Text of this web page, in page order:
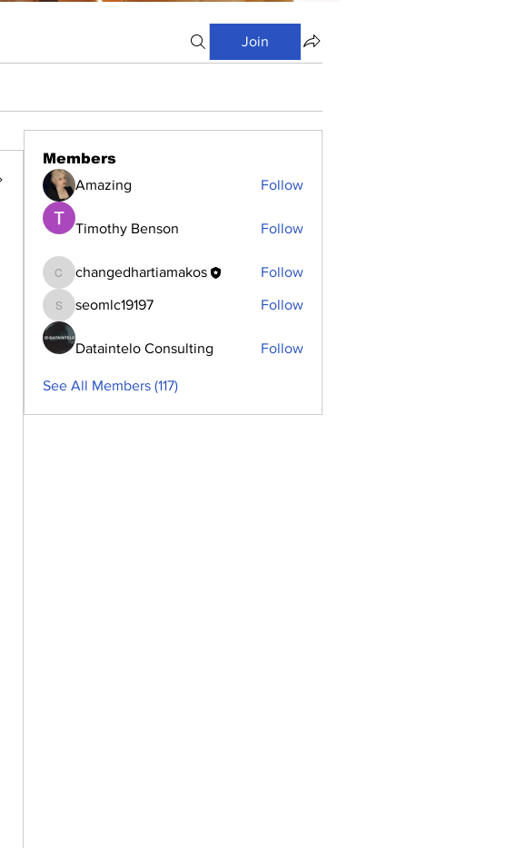
Join
Members
Amazing
Follow
Timothy Benson Follow
changedhartiamakos
changedhartiamakos Follow
seomlc19197
seomlc19197 Follow
Dataintelo Consulting Follow
See All Members (117)